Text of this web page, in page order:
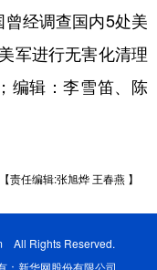
经调查国内5处美
军进行无害化清理
编辑：李雪笛、陈
【责任编辑:张旭烨 王春燕 】
All Rights Reserved.
新华网股份有限公司